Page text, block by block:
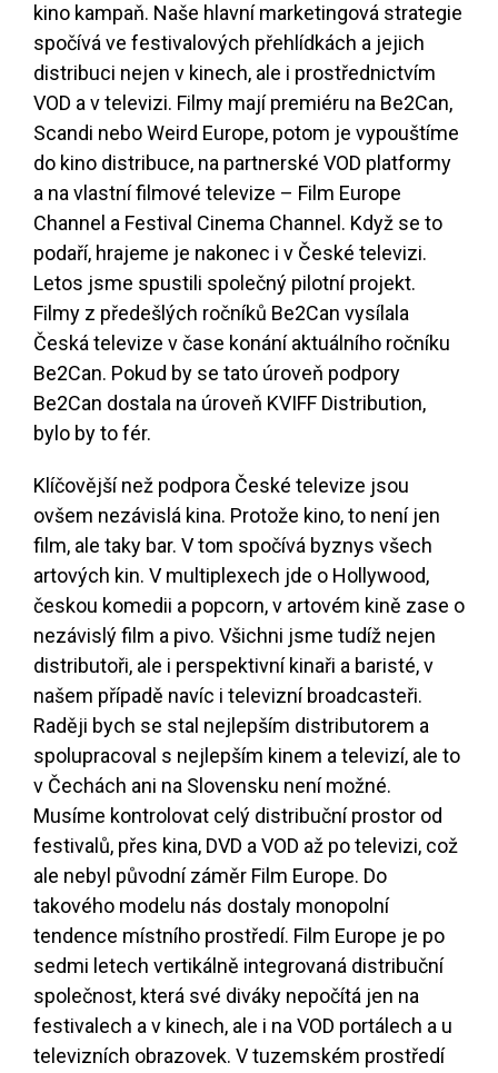
kino kampaň. Naše hlavní marketingová strategie
spočívá ve festivalových přehlídkách a jejich
distribuci nejen v kinech, ale i prostřednictvím
VOD a v televizi. Filmy mají premiéru na Be2Can,
Scandi nebo Weird Europe, potom je vypouštíme
do kino distribuce, na partnerské VOD platformy
a na vlastní filmové televize – Film Europe
Channel a Festival Cinema Channel. Když se to
podaří, hrajeme je nakonec i v České televizi.
Letos jsme spustili společný pilotní projekt.
Filmy z předešlých ročníků Be2Can vysílala
Česká televize v čase konání aktuálního ročníku
Be2Can. Pokud by se tato úroveň podpory
Be2Can dostala na úroveň KVIFF Distribution,
bylo by to fér.
Klíčovější než podpora České televize jsou
ovšem nezávislá kina. Protože kino, to není jen
film, ale taky bar. V tom spočívá byznys všech
artových kin. V multiplexech jde o Hollywood,
českou komedii a popcorn, v artovém kině zase o
nezávislý film a pivo. Všichni jsme tudíž nejen
distributoři, ale i perspektivní kinaři a baristé, v
našem případě navíc i televizní broadcasteři.
Raději bych se stal nejlepším distributorem a
spolupracoval s nejlepším kinem a televizí, ale to
v Čechách ani na Slovensku není možné.
Musíme kontrolovat celý distribuční prostor od
festivalů, přes kina, DVD a VOD až po televizi, což
ale nebyl původní záměr Film Europe. Do
takového modelu nás dostaly monopolní
tendence místního prostředí. Film Europe je po
sedmi letech vertikálně integrovaná distribuční
společnost, která své diváky nepočítá jen na
festivalech a v kinech, ale i na VOD portálech a u
televizních obrazovek. V tuzemském prostředí